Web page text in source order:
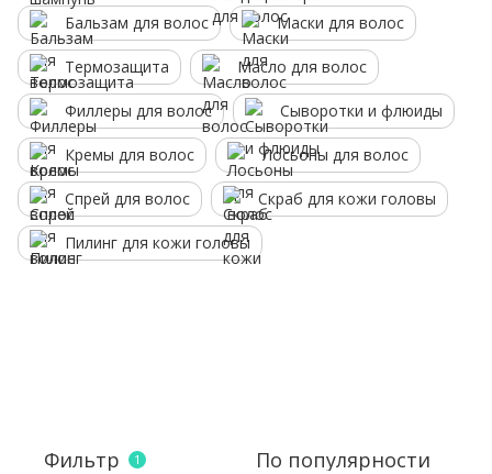
Бальзам для волос Маски для волос
Термозащита Масло для волос
Филлеры для волос Сыворотки и флюиды
Кремы для волос Лосьоны для волос
Спрей для волос Скраб для кожи головы
Пилинг для кожи головы
Фильтр 1 По популярности